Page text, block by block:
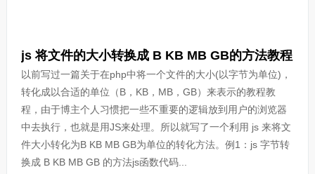
js 将文件的大小转换成 B KB MB GB的方法教程
以前写过一篇关于在php中将一个文件的大小(以字节为单位)，
转化成以合适的单位（B，KB，MB，GB）来表示的教程教
程，由于博主个人习惯把一些不重要的逻辑放到用户的浏览器
中去执行，也就是用JS来处理。所以就写了一个利用 js 来将文
件大小转化为B KB MB GB为单位的转化方法。例1：js 字节转
换成 B KB MB GB 的方法js函数代码...